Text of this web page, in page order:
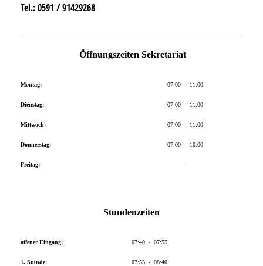
Tel.: 0591 / 91429268
Öffnungszeiten Sekretariat
Montag:
Dienstag:
Mittwoch:
Donnerstag:
Freitag:
07:00 - 11:00
07:00 - 11:00
07:00 - 11:00
07:00 - 10:00
-
Stundenzeiten
offener Eingang:
1. Stunde:
07:40 - 07:55
07:55 - 08:40